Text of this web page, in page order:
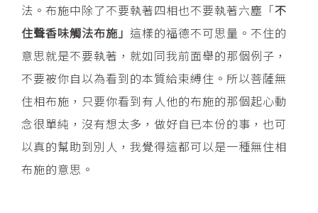
法。布施中除了不要執著四相也不要執著六塵「不
住聲香味觸法布施」 這樣的福德不可思量。不住的
意思就是不要執著，就如同我前面舉的那個例子，
不要被你自以為看到的本質給束縛住。所以菩薩無
住相布施，只要你看到有人他的布施的那個起心動
念很單純，沒有想太多，做好自已本份的事，也可
以真的幫助到別人，我覺得這都可以是一種無住相
布施的意思。